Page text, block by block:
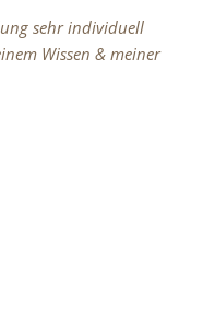
sehr individuell
Wissen & meiner